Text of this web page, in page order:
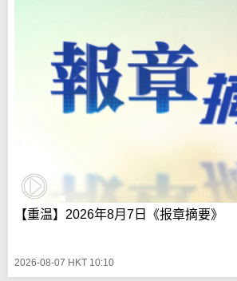
【重温】2026年8月7日《报章摘要》
2026-08-07 HKT 10:10